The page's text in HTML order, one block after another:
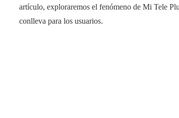
artículo, exploraremos el fenómeno de Mi Tele
conlleva para los usuarios.